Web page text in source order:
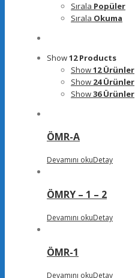
Sırala Popüler
Sırala Okuma
Show12 Products
Show12 Ürünler
Show 24 Ürünler
Show36 Ürünler
ÖMR-A
Devamını okuDetay
ÖMRY – 1 – 2
Devamını okuDetay
ÖMR-1
Devamını okuDetay